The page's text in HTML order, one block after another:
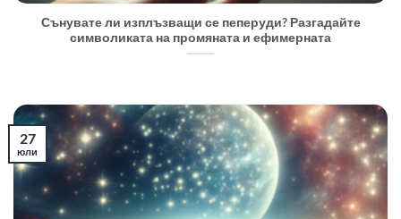
Сънувате ли изплъзващи се пеперуди? Разгадайте
символиката на промяната и ефимерната
27
юли